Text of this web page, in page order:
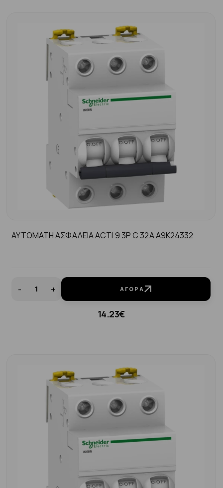
ΑΥΤΟΜΑΤΗ ΑΣΦΑΛΕΙΑ ACTI 9 3P C 32A A9K24332
- + ΑΓΟΡΆ
14.23€